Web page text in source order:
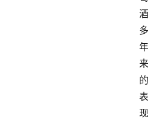
酒
多
年
来
的
表
现